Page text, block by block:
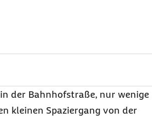
der Bahnhofstraße, nur wenige
kleinen Spaziergang von der